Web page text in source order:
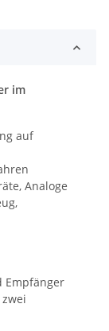
im
auf
Analoge
Empfänger